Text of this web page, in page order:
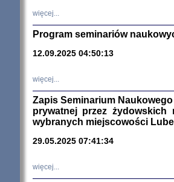
więcej...
Program seminariów
12.09.2025 04:50:13
więcej...
Zapis Seminarium
prywatnej przez żydowskich
wybranych miejscowości
29.05.2025 07:41:34
więcej...